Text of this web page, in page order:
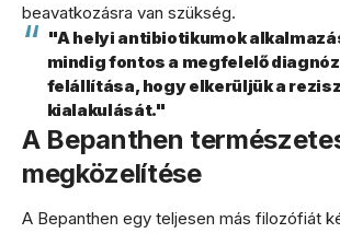
beavatkozásra van szükség.
"A helyi antibiotikumok
mindig fontos a megfelelő
felállítása, hogy elkerüljük a
kialakulását."
A Bepanthen
megközelítése
A Bepanthen egy teljesen más filozófiát